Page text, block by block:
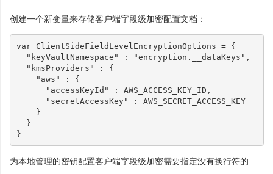
创建一个新变量来存储客户端字段级加密配置文档：
var ClientSideFieldLevelEncryptionOptions =
{
"keyVaultNamespace"
: "encryption.__dataKeys" ,
"kmsProviders"
:
{
"aws"
:
{
"accessKeyId"
: AWS_ACCESS_KEY_ID ,
"secretAccessKey"
:
AWS_SECRET_ACCESS_KEY
}
}
}
为本地管理的密钥配置客户端字段级加密需要指定没有换行符的